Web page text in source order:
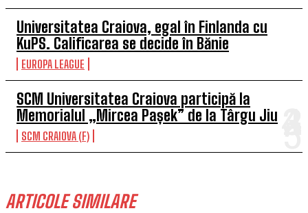
Universitatea Craiova, egal în Finlanda cu
KuPS. Calificarea se decide în Bănie
EUROPA LEAGUE
SCM Universitatea Craiova participă la
Memorialul „Mircea Pașek” de la Târgu Jiu
SCM CRAIOVA (F)
ARTICOLE SIMILARE